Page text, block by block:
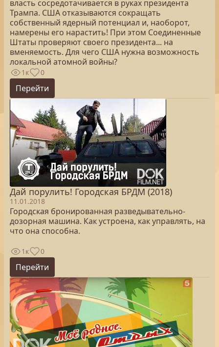
власть сосредотачивается в руках президента
Трампа. США отказываются сокращать
собственный ядерный потенциал и, наоборот,
намерены его нарастить! При этом Соединенные
Штаты проверяют своего президента... на
вменяемость. Для чего США нужна возможность
локальной атомной войны?
1к 0
Перейти
Дай порулить! Городская БРДМ (2018)
11.01.2018
Городская бронированная разведывательно-
дозорная машина. Как устроена, как управлять, на
что она способна.
1к 0
Перейти